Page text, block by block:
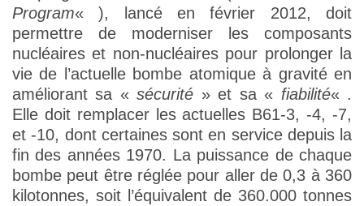
Program« ), lancé en février 2012, doit
permettre de moderniser les composants
nucléaires et non-nucléaires pour prolonger la
vie de l’actuelle bombe atomique à gravité en
améliorant sa «sécurité » et sa « fiabilité« .
Elle doit remplacer les actuelles B61-3, -4, -7,
et -10, dont certaines sont en service depuis la
fin des années 1970. La puissance de chaque
bombe peut être réglée pour aller de 0,3 à 360
kilotonnes, soit l’équivalent de 360.000 tonnes